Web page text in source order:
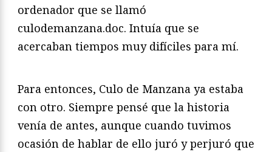
ordenador que se llamó
culodemanzana.doc. Intuía que se
acercaban tiempos muy difíciles para mí.
Para entonces, Culo de Manzana ya estaba
con otro. Siempre pensé que la historia
venía de antes, aunque cuando tuvimos
ocasión de hablar de ello juró y perjuró que